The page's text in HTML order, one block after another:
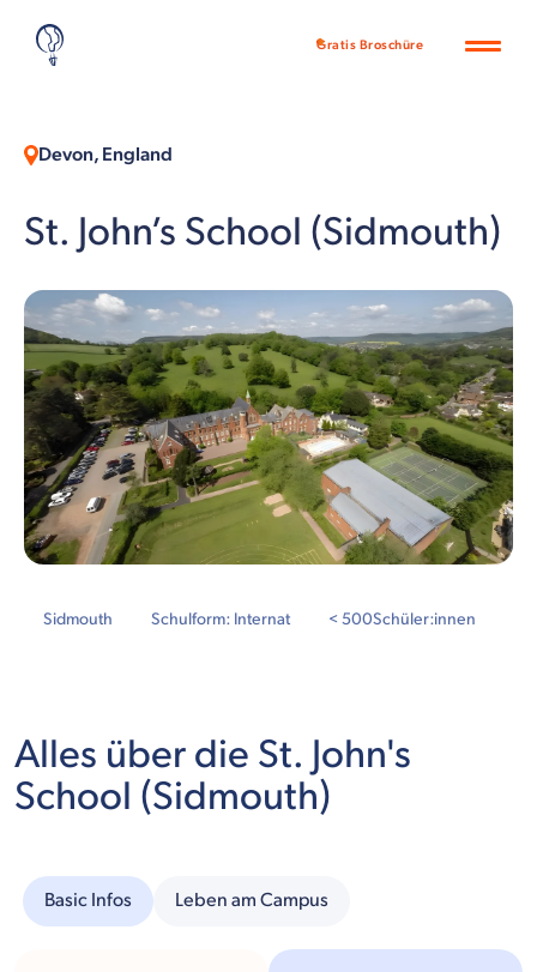
Gratis Broschüre
Devon, England
St. John’s School (Sidmouth)
Sidmouth Schulform: Internat < 500Schüler:innen
Alles über die St. John's
School (Sidmouth)
Basic Infos Leben am Campus